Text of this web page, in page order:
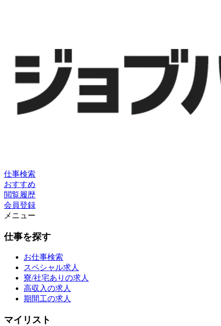
仕事検索
おすすめ
閲覧履歴
会員登録
メニュー
仕事を探す
お仕事検索
スペシャル求人
寮/社宅ありの求人
高収入の求人
期間工の求人
マイリスト